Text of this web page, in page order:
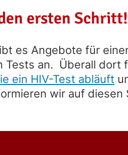
ersten Schritt!
es Angebote für
Tests an. Überall dort
ein HIV-Test abläuft
wir auf diesen